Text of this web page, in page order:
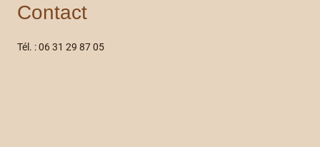
Contact
Tél. : 06 31 29 87 05